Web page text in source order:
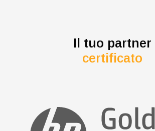
Il tuo partner
certificato